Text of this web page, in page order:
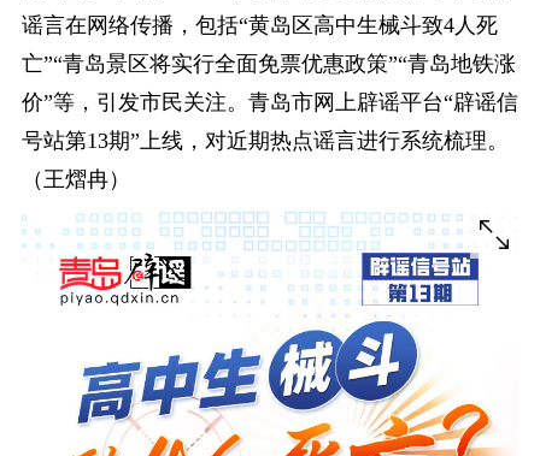
谣言在网络传播，包括“黄岛区高中生械斗致4人死
亡”“青岛景区将实行全面免票优惠政策”“青岛地铁涨
价”等，引发市民关注。青岛市网上辟谣平台“辟谣信
号站第13期”上线，对近期热点谣言进行系统梳理。
（王熠冉）